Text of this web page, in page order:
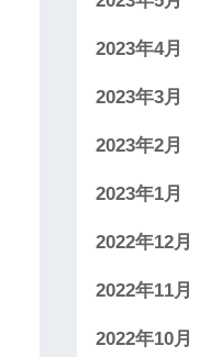
2023年4月
2023年3月
2023年2月
2023年1月
2022年12月
2022年11月
2022年10月